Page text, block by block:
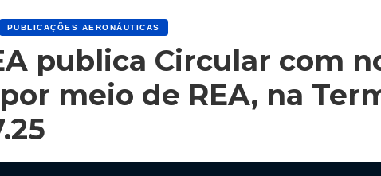
PUBLICAÇÕES AERONÁUTICAS
publica Circular com
meio de REA, na